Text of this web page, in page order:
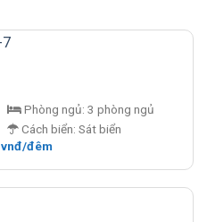
Phòng ngủ: 3 phòng ngủ
Cách biển: Sát biển
vnđ/đêmGiá
tại
9.900.000 vnđ/